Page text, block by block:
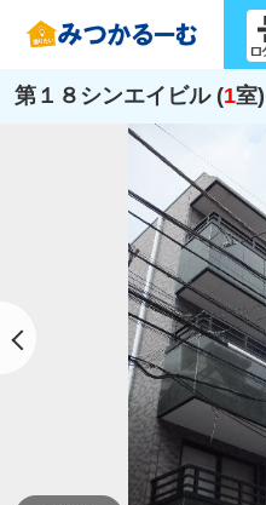
第１８シンエイビル (1室)